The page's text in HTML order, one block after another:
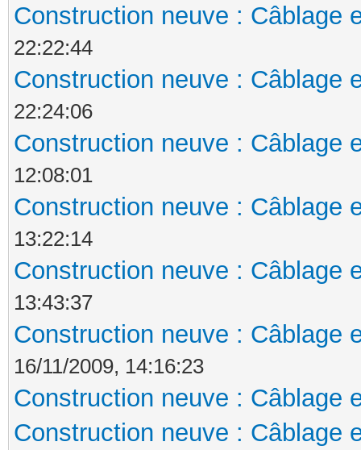
Construction neuve : Câblage
22:22:44
Construction neuve : Câblage
22:24:06
Construction neuve : Câblage
12:08:01
Construction neuve : Câblage
13:22:14
Construction neuve : Câblage
13:43:37
Construction neuve : Câblage
16/11/2009, 14:16:23
Construction neuve : Câblage
Construction neuve : Câblage